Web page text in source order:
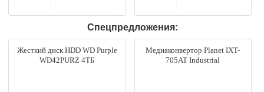
Спецпредложения:
Жесткий диск HDD WD Purple
WD42PURZ 4ТБ
Медиаконвертор Planet IXT-
705AT Industrial